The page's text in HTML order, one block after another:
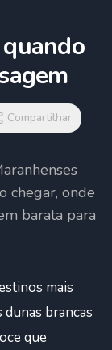
Compartilhar
chegar, onde
barata para
mais
brancas
que